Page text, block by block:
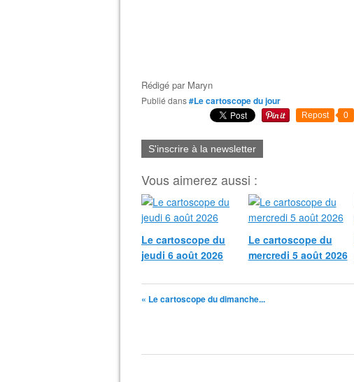
Rédigé par Maryn
Publié dans#Le cartoscope du jour
Repost 0
S'inscrire à la newsletter
Vous aimerez aussi :
Le cartoscope du
jeudi 6 août 2026
Le cartoscope du
mercredi 5 août 2026
« Le cartoscope du dimanche...